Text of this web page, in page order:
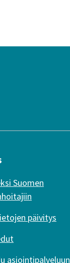
Suomen
päivitys
asiointipalveluun